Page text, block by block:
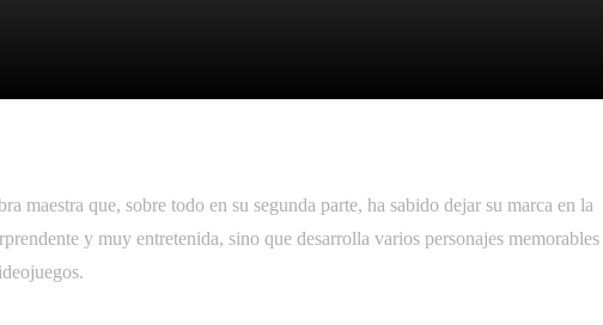
maestra que, sobre todo en su segunda parte, ha sabido dejar su marca en la
y muy entretenida, sino que desarrolla varios personajes memorables